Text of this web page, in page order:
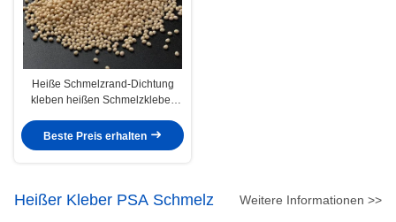
Heiße Schmelzrand-Dichtung
kleben heißen Schmelzkleber
Edgebanding
Beste Preis erhalten
Heißer Kleber PSA Schmelz Weitere Informationen >>